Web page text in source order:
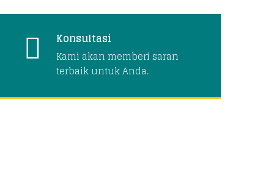
Konsultasi
Kami akan memberi saran
terbaik untuk Anda.